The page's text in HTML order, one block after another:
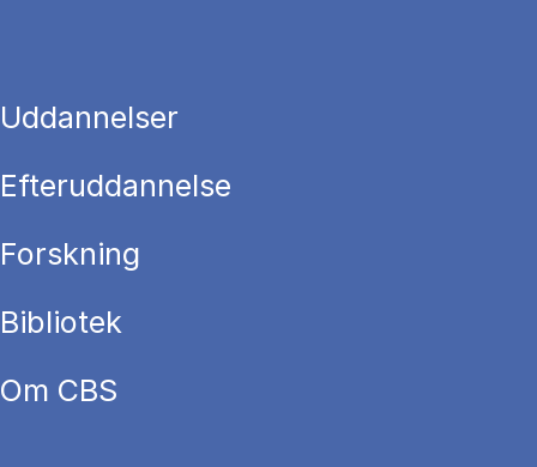
Uddannelser
Efteruddannelse
Forskning
Bibliotek
Om CBS